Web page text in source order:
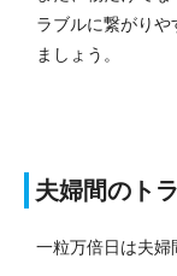
ラブルに繋がり
ましょう。
夫婦間のト
一粒万倍日は夫婦